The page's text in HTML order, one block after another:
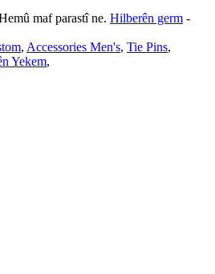
maf parastî ne. Hilberên germ -
, Accessories Men's, Tie Pins,
Yekem,